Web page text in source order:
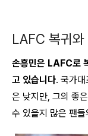
LAFC 복귀
손흥민은 LAFC로
고 있습니다. 국가
은 낮지만, 그의 좋
수 있을지 많은 팬